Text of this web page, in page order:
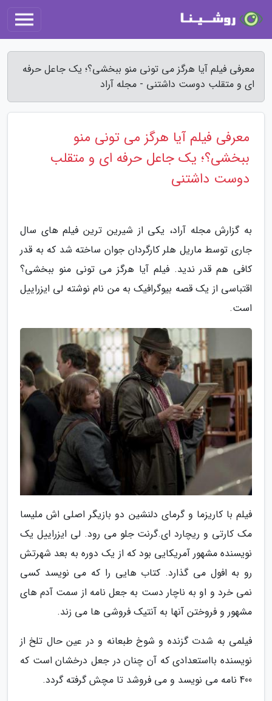
معرفی فیلم آیا هرگز می تونی منو ببخشی؟؛ یک جاعل حرفه
ای و متقلب دوست داشتنی - مجله آراد
معرفی فیلم آیا هرگز می تونی منو
ببخشی؟؛ یک جاعل حرفه ای و متقلب
دوست داشتنی
به گزارش مجله آراد، یکی از شیرین ترین فیلم های سال
جاری توسط ماریل هلر کارگردان جوان ساخته شد که به قدر
کافی هم قدر ندید. فیلم آیا هرگز می تونی منو ببخشی؟
اقتباسی از یک قصه بیوگرافیک به من نام نوشته لی ایزراییل
است.
فیلم با کاریزما و گرمای دلنشین دو بازیگر اصلی اش ملیسا
مک کارتی و ریچارد ای.گرنت جلو می رود. لی ایزراییل یک
نویسنده مشهور آمریکایی بود که از یک دوره به بعد شهرتش
رو به افول می گذارد. کتاب هایی را که می نویسد کسی
نمی خرد و او به ناچار دست به جعل نامه از سمت آدم های
مشهور و فروختن آنها به آنتیک فروشی ها می زند.
فیلمی به شدت گزنده و شوخ طبعانه و در عین حال تلخ از
نویسنده بااستعدادی که آن چنان در جعل درخشان است که
400 نامه می نویسد و می فروشد تا مچش گرفته گردد.